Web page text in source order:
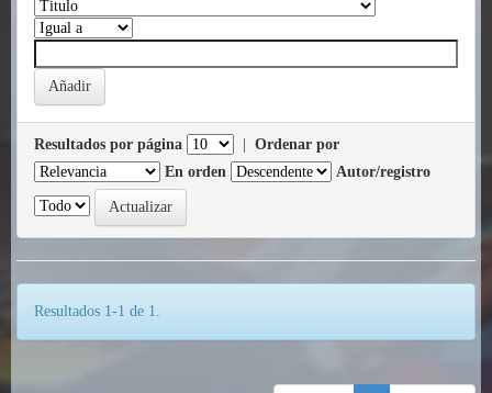
Resultados por página
Ordenar por
En orden
Autor/registro
Resultados 1-1 de 1.